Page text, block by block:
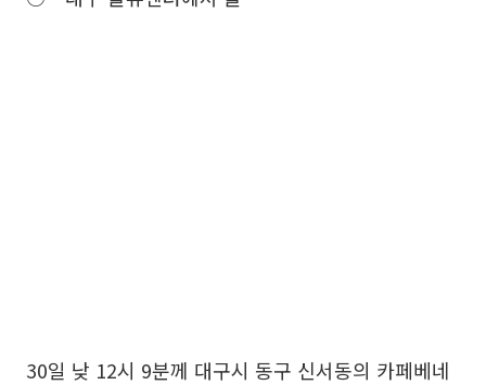
30일 낮 12시 9분께 대구시 동구 신서동의 카페베네